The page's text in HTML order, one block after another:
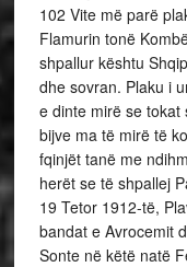
102 Vite më parë
Flamurin tonë
shpallur kështu
dhe sovran. Plaku i
e dinte mirë se
bijve ma të mirë të
fqinjët tanë me
herët se të shpallej
19 Tetor 1912-të,
bandat e Avrocemit
Sonte në këtë natë